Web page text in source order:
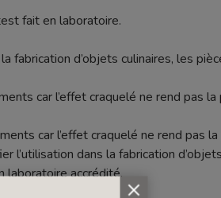
fait en laboratoire.
fabrication d’objets culinaires, les
car l’effet craquelé ne rend pas
car l’effet craquelé ne rend pas
dans la fabrication
laboratoire accrédité.